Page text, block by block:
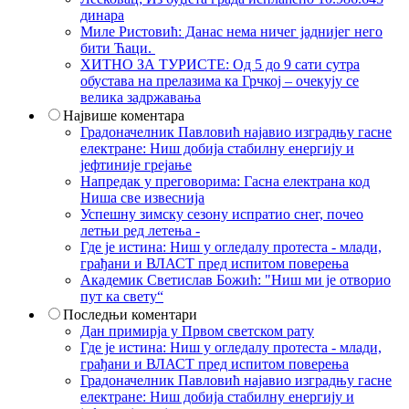
динара
Миле Ристовић: Данас нема ничег јаднијег него
бити Ћаци.
ХИТНО ЗА ТУРИСТЕ: Од 5 до 9 сати сутра
обустава на прелазима ка Грчкој – очекују се
велика задржавања
Највише коментара
Градоначелник Павловић најавио изградњу гасне
електране: Ниш добија стабилну енергију и
јефтиније грејање
Напредак у преговорима: Гасна електрана код
Ниша све извеснија
Успешну зимску сезону испратио снег, почео
летњи ред летења -
Где је истина: Ниш у огледалу протеста - млади,
грађани и ВЛАСТ пред испитом поверења
Академик Светислав Божић: "Ниш ми је отворио
пут ка свету“
Последњи коментари
Дан примирја у Првом светском рату
Где је истина: Ниш у огледалу протеста - млади,
грађани и ВЛАСТ пред испитом поверења
Градоначелник Павловић најавио изградњу гасне
електране: Ниш добија стабилну енергију и